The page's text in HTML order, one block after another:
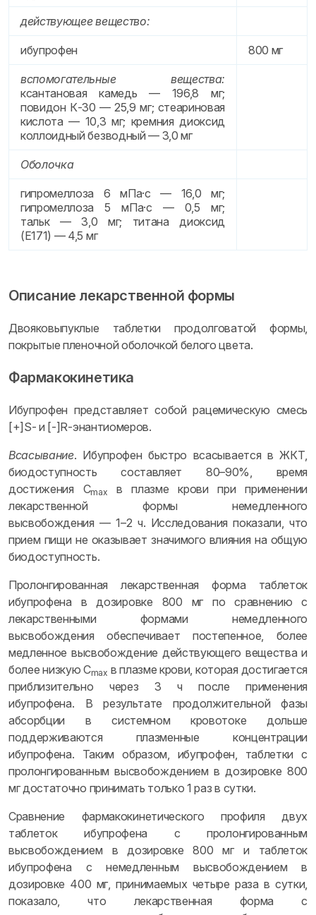
действующее вещество:
ибупрофен 800 мг
вспомогательные вещества:
ксантановая камедь — 196,8 мг;
повидон К-30 — 25,9 мг; стеариновая
кислота — 10,3 мг; кремния диоксид
коллоидный безводный — 3,0 мг
Оболочка
гипромеллоза 6 мПа·с — 16,0 мг;
гипромеллоза 5 мПа·с — 0,5 мг;
тальк — 3,0 мг; титана диоксид
(Е171) — 4,5 мг
Описание лекарственной формы
Двояковыпуклые таблетки продолговатой формы,
покрытые пленочной оболочкой белого цвета.
Фармакокинетика
Ибупрофен представляет собой рацемическую смесь
[+]S- и [-]R-энантиомеров.
Всасывание. Ибупрофен быстро всасывается в ЖКТ,
биодоступность составляет 80–90%, время
достижения Cmax
в плазме крови при применении
лекарственной формы немедленного
высвобождения — 1–2 ч. Исследования показали, что
прием пищи не оказывает значимого влияния на общую
биодоступность.
Пролонгированная лекарственная форма таблеток
ибупрофена в дозировке 800 мг по сравнению с
лекарственными формами немедленного
высвобождения обеспечивает постепенное, более
медленное высвобождение действующего вещества и
более низкую Сmах в плазме крови, которая достигается
приблизительно через 3 ч после применения
ибупрофена. В результате продолжительной фазы
абсорбции в системном кровотоке дольше
поддерживаются плазменные концентрации
ибупрофена. Таким образом, ибупрофен, таблетки с
пролонгированным высвобождением в дозировке 800
мг достаточно принимать только 1 раз в сутки.
Сравнение фармакокинетического профиля двух
таблеток ибупрофена с пролонгированным
высвобождением в дозировке 800 мг и таблеток
ибупрофена с немедленным высвобождением в
дозировке 400 мг, принимаемых четыре раза в сутки,
показало, что лекарственная форма с